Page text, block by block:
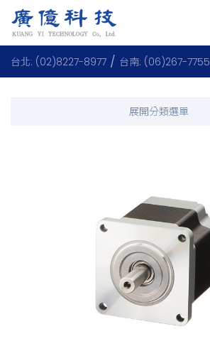
台北: (02)8227-8977 台南: (06)267-7755